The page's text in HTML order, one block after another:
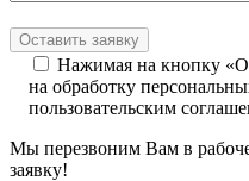
Нажимая на кнопку
на обработку
пользовательским
Мы перезвоним Вам в
заявку!